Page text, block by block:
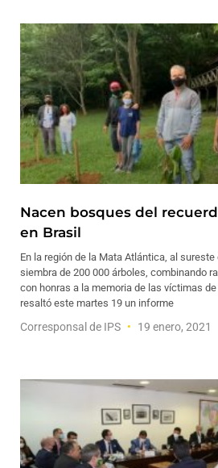
Nacen bosques del
en Brasil
En la región de la Mata Atlántica, al
siembra de 200 000 árboles, combinando
con honras a la memoria de las víctimas
resaltó este martes 19 un informe
Corresponsal de IPS 19 enero, 2021